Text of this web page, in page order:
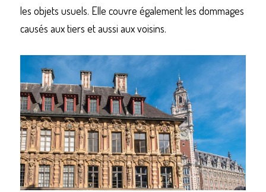
les objets usuels. Elle couvre également les dommages
causés aux tiers et aussi aux voisins.